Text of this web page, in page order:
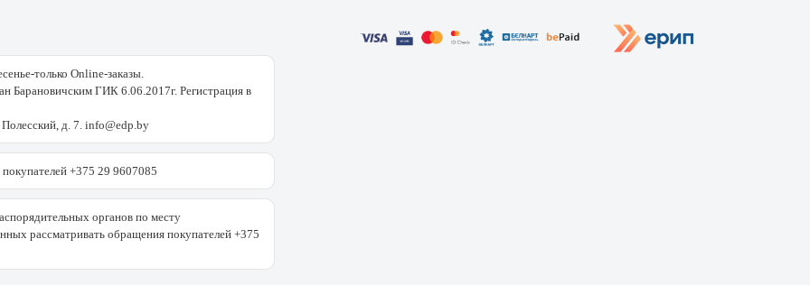
только Online-заказы.
Барановичским ГИК 6.06.2017г. Регистрация в
Полесский, д. 7. info@edp.by
+375 29 9607085
органов по месту
рассматривать обращения покупателей +375